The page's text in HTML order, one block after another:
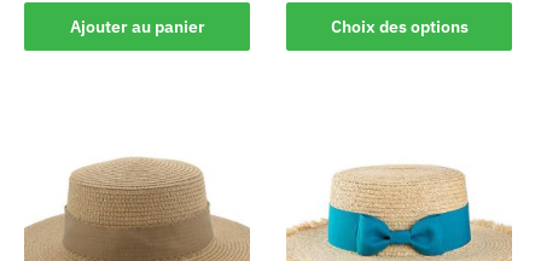
Ajouter au panier Choix des options